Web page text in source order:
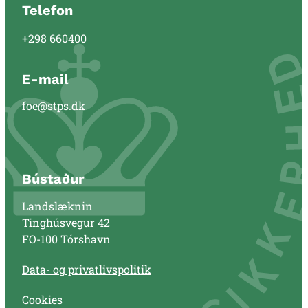
Telefon
+298 660400
E-mail
foe@stps.dk
Bústaður
Landslæknin
Tinghúsvegur 42
FO-100 Tórshavn
Data- og privatlivspolitik
Cookies